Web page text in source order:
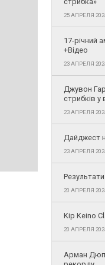
25 АПРЕЛЯ
17-річний
+Відео
23 АПРЕЛЯ
Джувон
стрибків у
23 АПРЕЛЯ
Дайджест
23 АПРЕЛЯ
20 АПРЕЛЯ
Kip Keino
20 АПРЕЛЯ
Арман